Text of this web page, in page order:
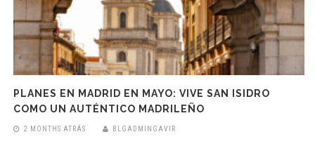
PLANES EN MADRID EN MAYO: VIVE SAN ISIDRO
COMO UN AUTÉNTICO MADRILEÑO
2 MONTHS ATRÁS BLGADMINGAVIR